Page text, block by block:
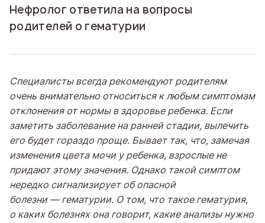
Нефролог ответила на вопросы
родителей о гематурии
Специалисты всегда рекомендуют родителям
очень внимательно относиться к любым симптомам
отклонения от нормы в здоровье ребенка. Если
заметить заболевание на ранней стадии, вылечить
его будет гораздо проще. Бывает так, что, замечая
изменения цвета мочи у ребенка, взрослые не
придают этому значения. Однако такой симптом
нередко сигнализирует об опасной
болезни —гематурии. О том, что такое гематурия,
о каких болезнях она говорит, какие анализы нужно